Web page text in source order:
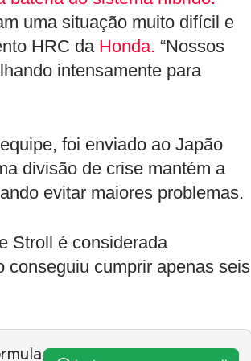
uma situação muito difícil e
HRC da Honda. “Nossos
intensamente para
foi enviado ao Japão
divisão de crise mantém a
evitar maiores problemas.
Stroll é considerada
conseguiu cumprir apenas seis